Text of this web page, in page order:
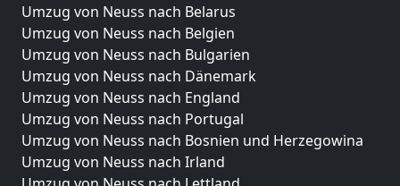
Umzug von Neuss nach Belarus
Umzug von Neuss nach Belgien
Umzug von Neuss nach Bulgarien
Umzug von Neuss nach Dänemark
Umzug von Neuss nach England
Umzug von Neuss nach Portugal
Umzug von Neuss nach Bosnien und Herzegowina
Umzug von Neuss nach Irland